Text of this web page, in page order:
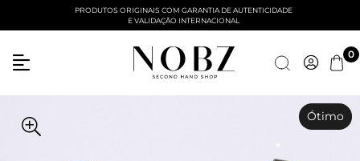
Entre com email ou cpf/cnpj
PRODUTOS ORIGINAIS COM GARANTIA DE AUTENTICIDADE
E VALIDAÇÃO INTERNACIONAL
0
Ótimo